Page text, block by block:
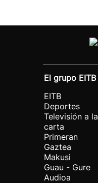
El grupo EITB
EITB
Deportes
Televisión a la
carta
Primeran
Gaztea
Makusi
Guau - Gure
Audioa